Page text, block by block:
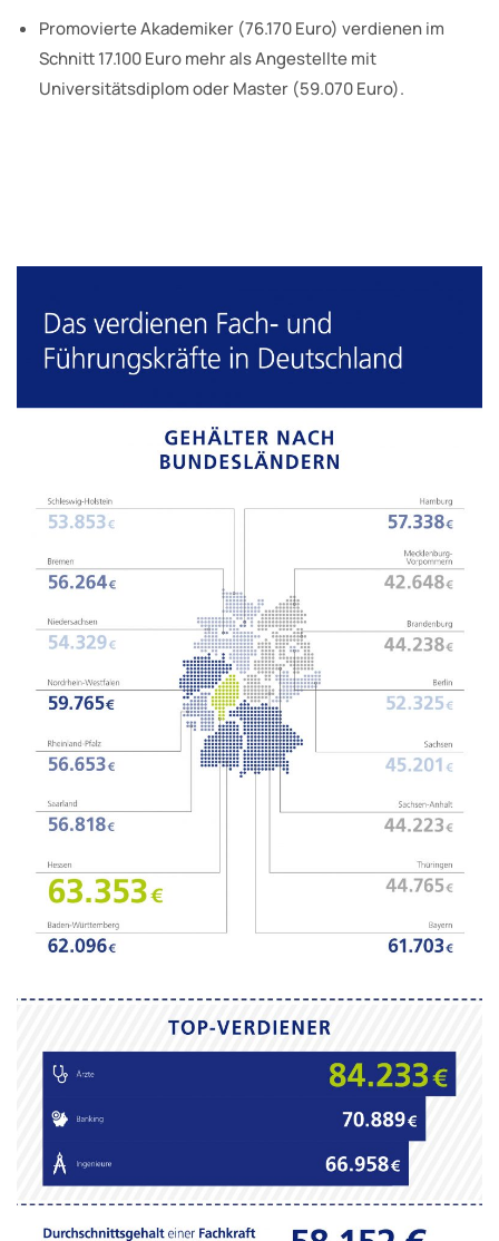
Promovierte Akademiker (76.170 Euro) verdienen im
Schnitt 17.100 Euro mehr als Angestellte mit
Universitätsdiplom oder Master (59.070 Euro).